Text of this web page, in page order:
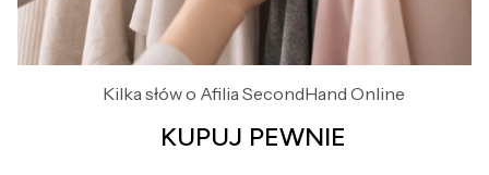
Kilka słów o Afilia SecondHand Online
KUPUJ PEWNIE